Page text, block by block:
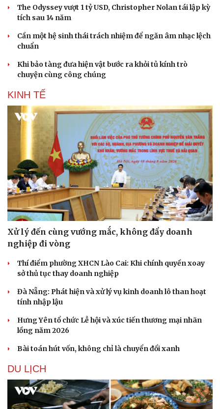
The Odyssey vượt 1 tỷ USD, Christopher Nolan tái lập kỳ
tích sau 14 năm
Cần một hệ sinh thái trách nhiệm để ngăn âm nhạc lệch
chuẩn
Khi bảo tàng đưa hiện vật bước ra khỏi tủ kính trò
chuyện cùng công chúng
KINH TẾ
Xử lý đến cùng vướng mắc, không đẩy doanh
nghiệp đi vòng
Thí điểm phường XHCN Lào Cai: Khi chính quyền xoay
sở thủ tục thay doanh nghiệp
Đà Nẵng: Phát hiện và xử lý vụ kinh doanh lô than hoạt
tính nhập lậu
Hưng Yên tổ chức Lễ hội và xúc tiến thương mại nhãn
lồng năm 2026
Bài toán hút vốn, không chỉ là chuyển đổi xanh
DU LỊCH